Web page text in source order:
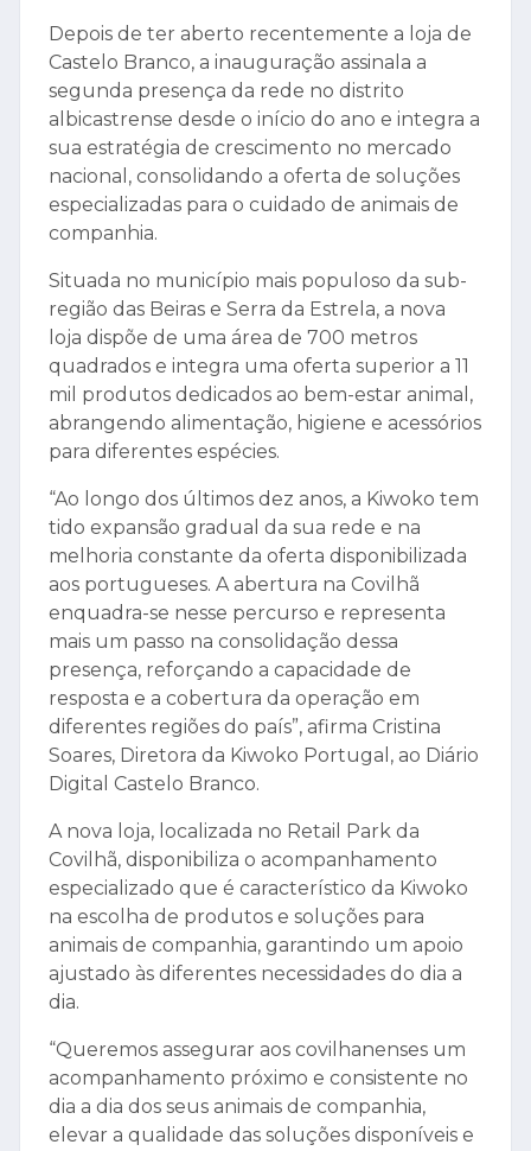
Depois de ter aberto recentemente a loja de
Castelo Branco, a inauguração assinala a
segunda presença da rede no distrito
albicastrense desde o início do ano e integra a
sua estratégia de crescimento no mercado
nacional, consolidando a oferta de soluções
especializadas para o cuidado de animais de
companhia.
Situada no município mais populoso da sub-
região das Beiras e Serra da Estrela, a nova
loja dispõe de uma área de 700 metros
quadrados e integra uma oferta superior a 11
mil produtos dedicados ao bem-estar animal,
abrangendo alimentação, higiene e acessórios
para diferentes espécies.
“Ao longo dos últimos dez anos, a Kiwoko tem
tido expansão gradual da sua rede e na
melhoria constante da oferta disponibilizada
aos portugueses. A abertura na Covilhã
enquadra-se nesse percurso e representa
mais um passo na consolidação dessa
presença, reforçando a capacidade de
resposta e a cobertura da operação em
diferentes regiões do país”, afirma Cristina
Soares, Diretora da Kiwoko Portugal, ao Diário
Digital Castelo Branco.
A nova loja, localizada no Retail Park da
Covilhã, disponibiliza o acompanhamento
especializado que é característico da Kiwoko
na escolha de produtos e soluções para
animais de companhia, garantindo um apoio
ajustado às diferentes necessidades do dia a
dia.
“Queremos assegurar aos covilhanenses um
acompanhamento próximo e consistente no
dia a dia dos seus animais de companhia,
elevar a qualidade das soluções disponíveis e